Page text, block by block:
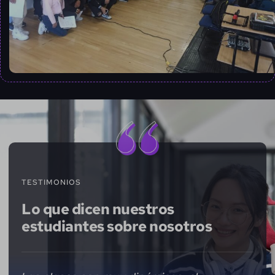
TESTIMONIOS
Lo que dicen nuestros
estudiantes sobre nosotros